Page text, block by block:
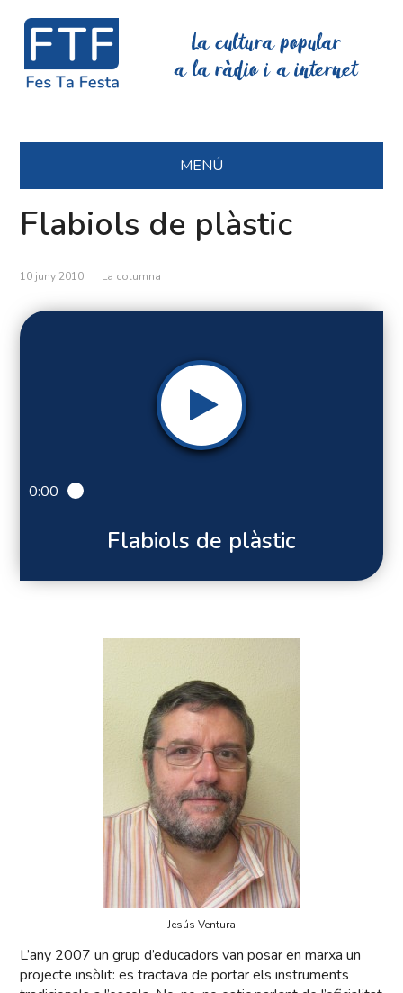
La cultura popular
a la ràdio i a internet
MENÚ
Flabiols de plàstic
10 juny 2010 La columna
0:00
Flabiols de plàstic
Jesús Ventura
L’any 2007 un grup d’educadors van posar en marxa un
projecte insòlit: es tractava de portar els instruments